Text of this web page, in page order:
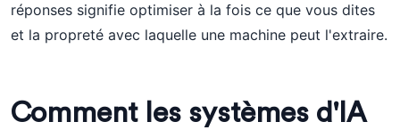
réponses signifie optimiser à la fois ce que vous dites
et la propreté avec laquelle une machine peut l'extraire.
Comment les systèmes d'IA